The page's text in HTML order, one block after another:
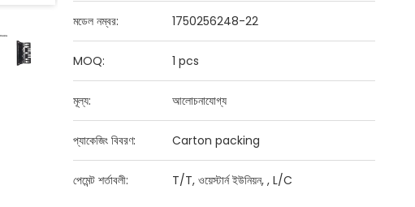
মডেল নম্বর: 1750256248-22
MOQ: 1 pcs
মূল্য: আলোচনাযোগ্য
প্যাকেজিং বিবরণ: Carton packing
পেমেন্ট শর্তাবলী: T/T, ওয়েস্টার্ন ইউনিয়ন, , L/C